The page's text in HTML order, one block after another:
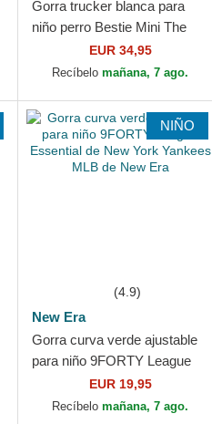
Gorra trucker blanca para
niño perro Bestie Mini The
Farm de Goorin Bros.
EUR 34,95
Recíbelo mañana, 7 ago.
NIÑO
(4.9)
New Era
Gorra curva verde ajustable
para niño 9FORTY League
Essential de New York
Yankees MLB de New Era
EUR 19,95
Recíbelo mañana, 7 ago.